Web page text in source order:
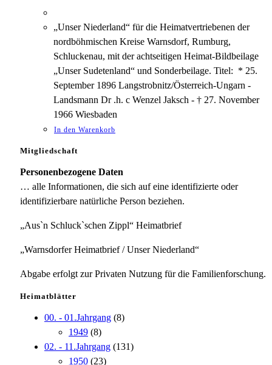
„Unser Niederland“ für die Heimatvertriebenen der
nordböhmischen Kreise Warnsdorf, Rumburg,
Schluckenau, mit der achtseitigen Heimat-Bildbeilage
„Unser Sudetenland“ und Sonderbeilage. Titel: * 25.
September 1896 Langstrobnitz/Österreich-Ungarn -
Landsmann Dr .h. c Wenzel Jaksch - † 27. November
1966 Wiesbaden
In den Warenkorb
Mitgliedschaft
Personenbezogene Daten
… alle Informationen, die sich auf eine identifizierte oder
identifizierbare natürliche Person beziehen.
„Aus`n Schluck`schen Zippl“ Heimatbrief
„Warnsdorfer Heimatbrief / Unser Niederland“
Abgabe erfolgt zur Privaten Nutzung für die Familienforschung.
Heimatblätter
00. - 01.Jahrgang (8)
1949 (8)
02. - 11.Jahrgang (131)
1950 (23)